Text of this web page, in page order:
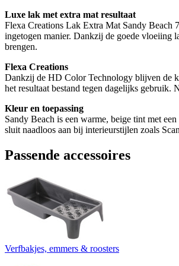
Luxe lak met extra mat resultaat
Flexa Creations Lak Extra Mat Sandy Beach
ingetogen manier. Dankzij de goede vloeiing
brengen.
Flexa Creations
Dankzij de HD Color Technology blijven de
het resultaat bestand tegen dagelijks gebruik.
Kleur en toepassing
Sandy Beach is een warme, beige tint met
sluit naadloos aan bij interieurstijlen zoals
Passende accessoires
Verfbakjes, emmers & roosters